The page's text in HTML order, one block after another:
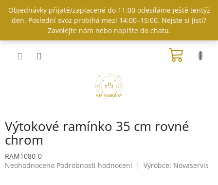
obsah
Objednávky přijaté/zaplacené do 11:00 odesíláme ještě tentýž
den. Poslední svoz probíhá mezi 14:00–15:00. Nejste si jistí?
Zavolejte nám nebo napište do chatu.
Výtokové ramínko 35 cm rovné
chrom
RAM1080-0
Průměrné
Neohodnoceno Podrobnosti hodnocení Výrobce: Novaservis